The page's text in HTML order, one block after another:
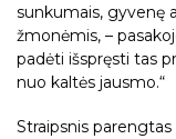
sunkumais, gyvenę
žmonėmis, –
padėti išspręsti tas
nuo kaltės jausmo.“
Straipsnis